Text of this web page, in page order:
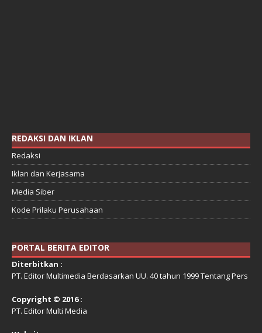
REDAKSI DAN IKLAN
Redaksi
Iklan dan Kerjasama
Media Siber
Kode Prilaku Perusahaan
PORTAL BERITA EDITOR
Diterbitkan :
PT. Editor Multimedia Berdasarkan UU. 40 tahun 1999 Tentang Pers
Copyright © 2016 :
PT. Editor Multi Media